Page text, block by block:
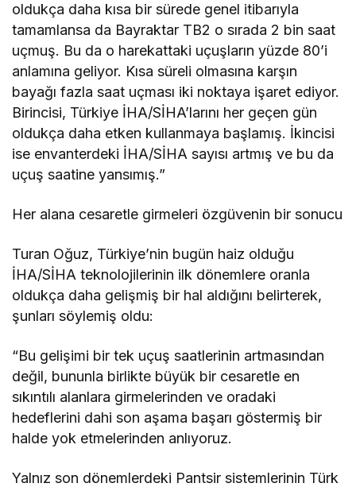
oldukça daha kısa bir sürede genel itibarıyla
tamamlansa da Bayraktar TB2 o sırada 2 bin saat
uçmuş. Bu da o harekattaki uçuşların yüzde 80’i
anlamına geliyor. Kısa süreli olmasına karşın
bayağı fazla saat uçması iki noktaya işaret ediyor.
Birincisi, Türkiye İHA/SİHA’larını her geçen gün
oldukça daha etken kullanmaya başlamış. İkincisi
ise envanterdeki İHA/SİHA sayısı artmış ve bu da
uçuş saatine yansımış.”
Her alana cesaretle girmeleri özgüvenin bir sonucu
Turan Oğuz, Türkiye’nin bugün haiz olduğu
İHA/SİHA teknolojilerinin ilk dönemlere oranla
oldukça daha gelişmiş bir hal aldığını belirterek,
şunları söylemiş oldu:
“Bu gelişimi bir tek uçuş saatlerinin artmasından
değil, bununla birlikte büyük bir cesaretle en
sıkıntılı alanlara girmelerinden ve oradaki
hedeflerini dahi son aşama başarı göstermiş bir
halde yok etmelerinden anlıyoruz.
Yalnız son dönemlerdeki Pantsir sistemlerinin Türk